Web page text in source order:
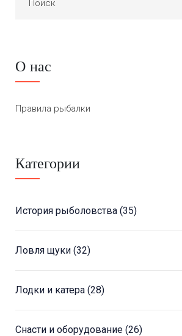
О нас
Правила рыбалки
Категории
История рыболовства (35)
Ловля щуки (32)
Лодки и катера (28)
Снасти и оборудование (26)